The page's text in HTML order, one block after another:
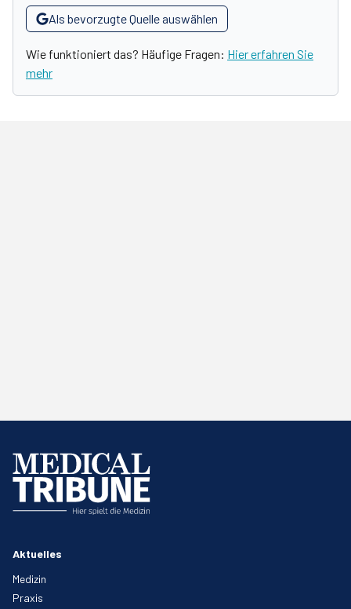
Als bevorzugte Quelle auswählen
Wie funktioniert das? Häufige Fragen: Hier erfahren Sie
mehr
Aktuelles
Medizin
Praxis